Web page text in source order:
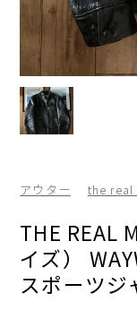
アウター the real
THE REAL
イズ）
スポーツジ